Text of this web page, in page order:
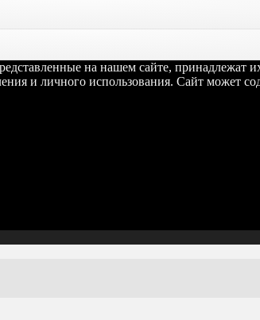
на нашем сайте, принадлежат
и личного использования. Сайт может